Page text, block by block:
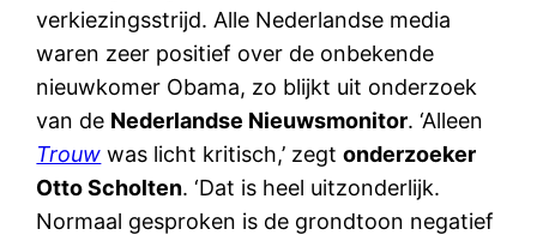
verkiezingsstrijd. Alle Nederlandse media
waren zeer positief over de onbekende
nieuwkomer Obama, zo blijkt uit onderzoek
van de Nederlandse Nieuwsmonitor. ‘Alleen
Trouw was licht kritisch,’ zegtonderzoeker
Otto Scholten. ‘Dat is heel uitzonderlijk.
Normaal gesproken is de grondtoon negatief